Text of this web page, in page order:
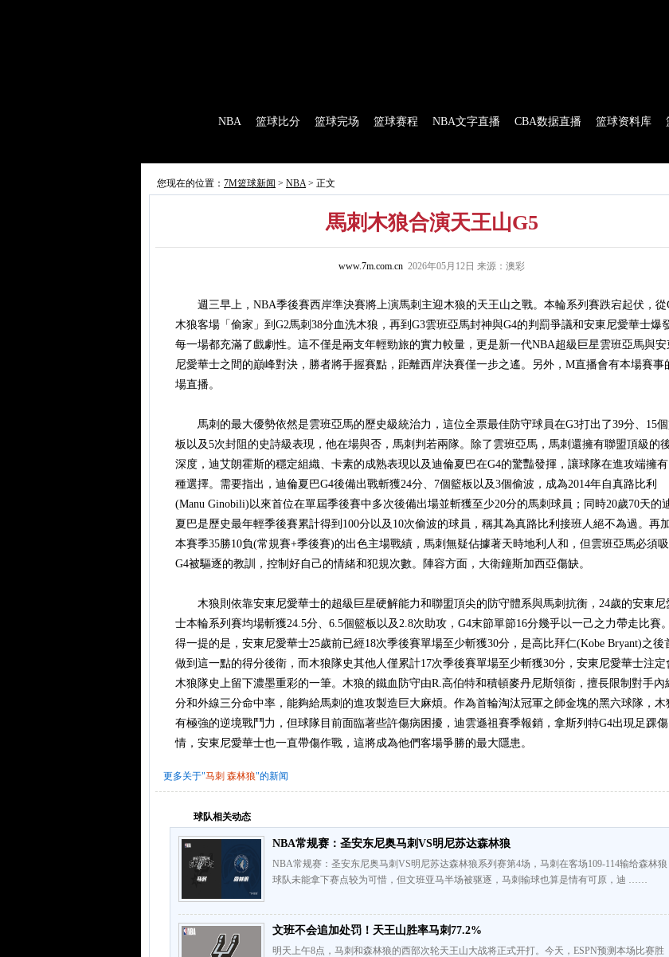
NBA 篮球比分 篮球完场 篮球赛程 NBA文字直播 CBA数据直播 篮球资料库
您现在的位置： 7M篮球新闻 > NBA> 正文
馬刺木狼合演天王山G5
www.7m.com.cn 2026年05月12日 来源：澳彩
週三早上，NBA季後賽西岸準決賽將上演馬刺主迎木狼的天王山之戰。本輪系列賽跌宕起伏，從
木狼客場「偷家」到G2馬刺38分血洗木狼，再到G3雲班亞馬封神與G4的判罰爭議和安東尼愛華士爆
每一場都充滿了戲劇性。這不僅是兩支年輕勁旅的實力較量，更是新一代NBA超級巨星雲班亞馬與安
尼愛華士之間的巔峰對決，勝者將手握賽點，距離西岸決賽僅一步之遙。另外，M直播會有本場賽事
場直播。
馬刺的最大優勢依然是雲班亞馬的歷史級統治力，這位全票最佳防守球員在G3打出了39分、15
板以及5次封阻的史詩級表現，他在場與否，馬刺判若兩隊。除了雲班亞馬，馬刺還擁有聯盟頂級的
深度，迪艾朗霍斯的穩定組織、卡素的成熟表現以及迪倫夏巴在G4的驚豔發揮，讓球隊在進攻端擁
種選擇。需要指出，迪倫夏巴G4後備出戰斬獲24分、7個籃板以及3個偷波，成為2014年自真路比利
(Manu Ginobili)以來首位在單屆季後賽中多次後備出場並斬獲至少20分的馬刺球員；同時20歲70天的
夏巴是歷史最年輕季後賽累計得到100分以及10次偷波的球員，稱其為真路比利接班人絕不為過。再
本賽季35勝10負(常規賽+季後賽)的出色主場戰績，馬刺無疑佔據著天時地利人和，但雲班亞馬必須
G4被驅逐的教訓，控制好自己的情緒和犯規次數。陣容方面，大衛鐘斯加西亞傷缺。
木狼則依靠安東尼愛華士的超級巨星硬解能力和聯盟頂尖的防守體系與馬刺抗衡，24歲的安東尼
士本輪系列賽均場斬獲24.5分、6.5個籃板以及2.8次助攻，G4末節單節16分幾乎以一己之力帶走比賽
得一提的是，安東尼愛華士25歲前已經18次季後賽單場至少斬獲30分，是高比拜仁(Kobe Bryant)之後
做到這一點的得分後衛，而木狼隊史其他人僅累計17次季後賽單場至少斬獲30分，安東尼愛華士注定
木狼隊史上留下濃墨重彩的一筆。木狼的鐵血防守由R.高伯特和積頓麥丹尼斯領銜，擅長限制對手內
分和外線三分命中率，能夠給馬刺的進攻製造巨大麻煩。作為首輪淘汰冠軍之師金塊的黑六球隊，木
有極強的逆境戰鬥力，但球隊目前面臨著些許傷病困擾，迪雲遜祖賽季報銷，拿斯列特G4出現足踝傷
情，安東尼愛華士也一直帶傷作戰，這將成為他們客場爭勝的最大隱患。
更多关于"马刺 森林狼"的新闻
球队相关动态
NBA常规赛：圣安东尼奥马刺VS明尼苏达森林狼
NBA常规赛：圣安东尼奥马刺VS明尼苏达森林狼系列赛第4场，马刺在客场109-114输给森林狼
球队未能拿下赛点较为可惜，但文班亚马半场被驱逐，马刺输球也算是情有可原，迪 ……
文班不会追加处罚！天王山胜率马刺77.2%
明天上午8点，马刺和森林狼的西部次轮天王山大战将正式开打。今天，ESPN预测本场比赛胜